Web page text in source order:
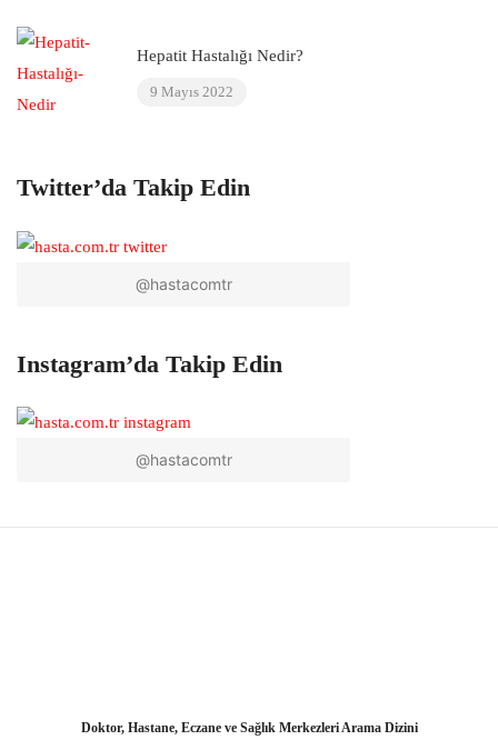
Hepatit Hastalığı Nedir?
9 Mayıs 2022
Twitter’da Takip Edin
@hastacomtr
Instagram’da Takip Edin
@hastacomtr
Doktor, Hastane, Eczane ve Sağlık Merkezleri Arama Dizini